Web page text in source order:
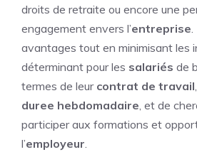
droits de retraite ou encore une
engagement envers l’entreprise.
avantages tout en minimisant les
déterminant pour les salariés de
termes de leur contrat de travail
duree hebdomadaire, et de
participer aux formations et
l’employeur.